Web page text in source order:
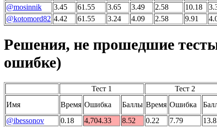
@mosinnik
3.45 61.55 3.65 3.49 2.58 10.18
@kotomord82 4.42 61.55 3.24 4.09 2.58 9.91
Решения, не прошедшие
ошибке)
Тест 1
Тест 2
Имя
Время Ошибка Баллы Время Ошибка
@ibessonov
0.18 4,704.33 8.52 0.22 7.79